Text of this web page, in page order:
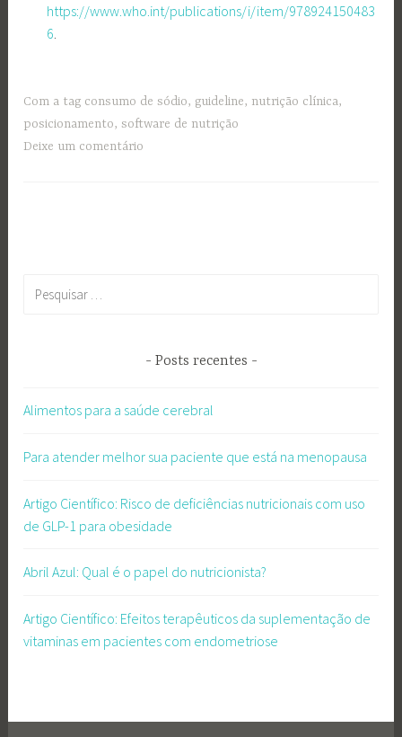
https://www.who.int/publications/i/item/978924150483
6
Com a tag consumo de sódio, guideline, nutrição clínica,
posicionamento,software de nutrição
Deixe um comentário
Posts recentes
Alimentos para a saúde cerebral
Para atender melhor sua paciente que está na menopausa
Artigo Científico: Risco de deficiências nutricionais com uso
de GLP-1 para obesidade
Abril Azul: Qual é o papel do nutricionista?
Artigo Científico: Efeitos terapêuticos da suplementação de
vitaminas em pacientes com endometriose